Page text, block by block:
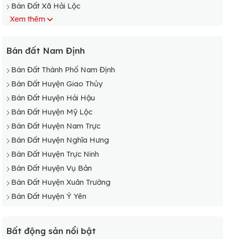
Bán Đất Xã Hải Lộc
Bán Đất Xã Hải Long
Bán Đất Xã Hải Minh
Bán Đất Xã Hải Ninh
Bán Đất Xã Hải Phong
Bán Đất Xã Hải Phú
Bán Đất Xã Hải Phúc
Bán Đất Xã Hải Phương
Bán Đất Xã Hải Quang
Bán Đất Xã Hải Sơn
Bán Đất Xã Hải Tân
Bán Đất Xã Hải Tây
Bán Đất Xã Hải Thanh
Bán Đất Xã Hải Triều
Xem thêm
Bán đất Nam Định
Bán Đất Thành Phố Nam Định
Bán Đất Huyện Giao Thủy
Bán Đất Huyện Hải Hậu
Bán Đất Huyện Mỹ Lộc
Bán Đất Huyện Nam Trực
Bán Đất Huyện Nghĩa Hưng
Bán Đất Huyện Trực Ninh
Bán Đất Huyện Vụ Bản
Bán Đất Huyện Xuân Trường
Bán Đất Huyện Ý Yên
Bất động sản nổi bật